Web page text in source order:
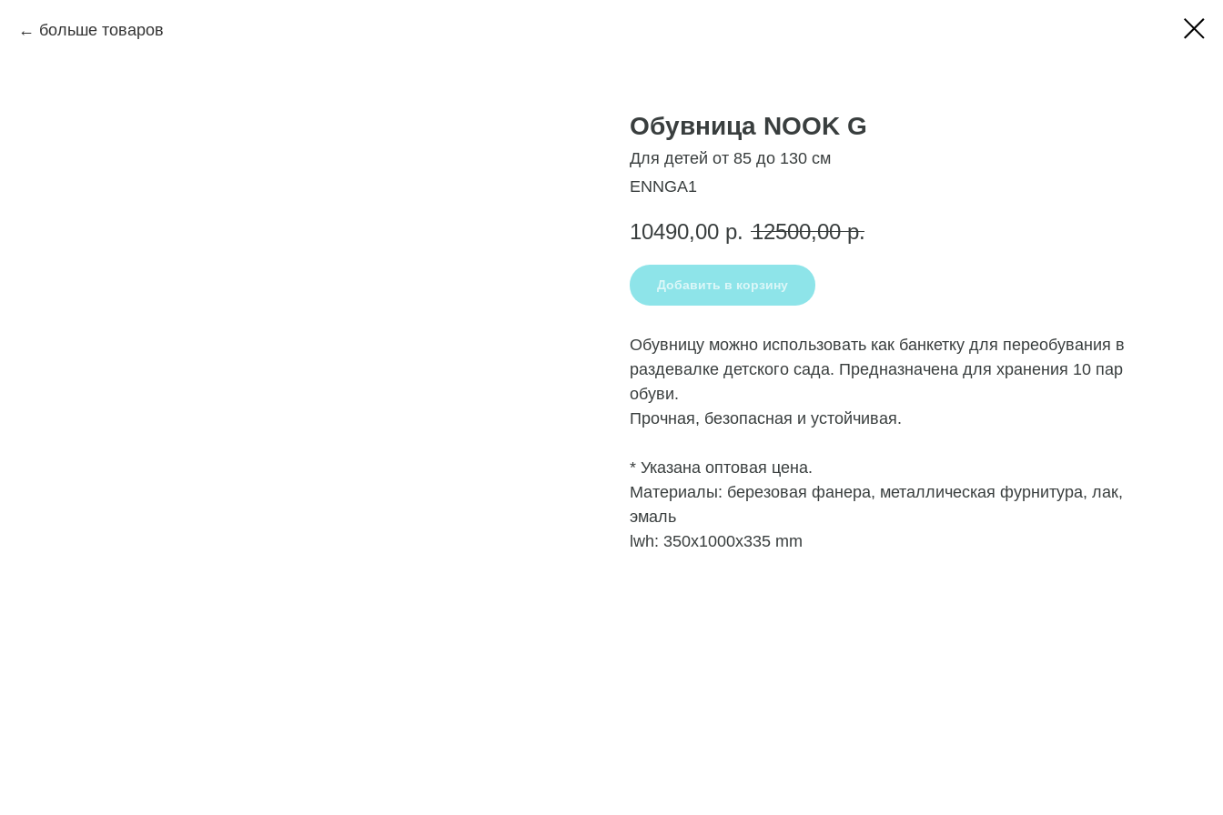
больше товаров
Обувница NOOK G
Для детей от 85 до 130 см
ENNGA1
10490,00 р. 12500,00 р.
Добавить в корзину
Обувницу можно использовать как банкетку для переобувания в
раздевалке детского сада. Предназначена для хранения 10 пар
обуви.
Прочная, безопасная и устойчивая.
* Указана оптовая цена.
Материалы: березовая фанера, металлическая фурнитура, лак,
эмаль
lwh: 350x1000x335 mm